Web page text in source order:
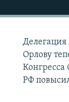
Орлову
РФ